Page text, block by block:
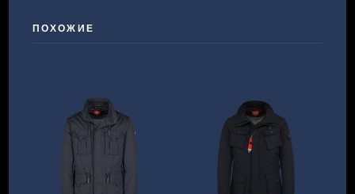
ПОХОЖИЕ